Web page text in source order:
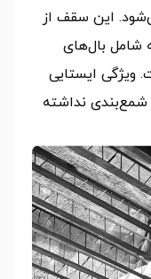
این سقف از
بال‌های
ویژگی ایستایی
نداشته